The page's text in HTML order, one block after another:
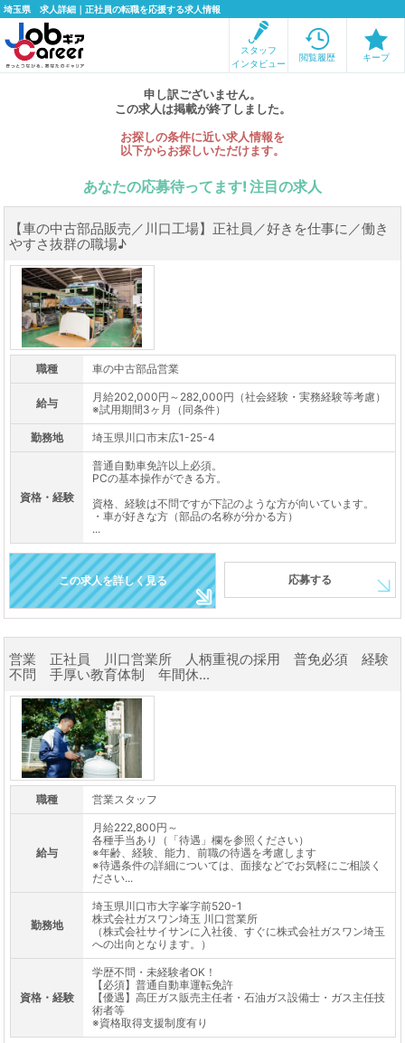
埼玉県 求人詳細｜正社員の転職を応援する求人情報
スタッフ
インタビュー
閲覧履歴 キープ
申し訳ございません。
この求人は掲載が終了しました。
お探しの条件に近い求人情報を
以下からお探しいただけます。
あなたの応募待ってます! 注目の求人
【車の中古部品販売／川口工場】正社員／好きを仕事に／働き
やすさ抜群の職場♪
職種 車の中古部品営業
給与
月給202,000円～282,000円（社会経験・実務経験等考慮）
※試用期間3ヶ月（同条件）
勤務地 埼玉県川口市末広1-25-4
資格・経験
普通自動車免許以上必須。
PCの基本操作ができる方。
資格、経験は不問ですが下記のような方が向いています。
・車が好きな方（部品の名称が分かる方）
...
この求人を詳しく見る 応募する
営業 正社員 川口営業所 人柄重視の採用 普免必須 経験
不問 手厚い教育体制 年間休...
職種 営業スタッフ
給与
月給222,800円～
各種手当あり（「待遇」欄を参照ください）
※年齢、経験、能力、前職の待遇を考慮します
※待遇条件の詳細については、面接などでお気軽にご相談く
ださい...
勤務地
埼玉県川口市大字峯字前520-1
株式会社ガスワン埼玉 川口営業所
（株式会社サイサンに入社後、すぐに株式会社ガスワン埼玉
への出向となります。）
資格・経験
学歴不問・未経験者OK！
【必須】普通自動車運転免許
【優遇】高圧ガス販売主任者・石油ガス設備士・ガス主任技
術者等
※資格取得支援制度有り